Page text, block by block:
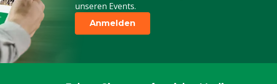
unseren Events.
Anmelden